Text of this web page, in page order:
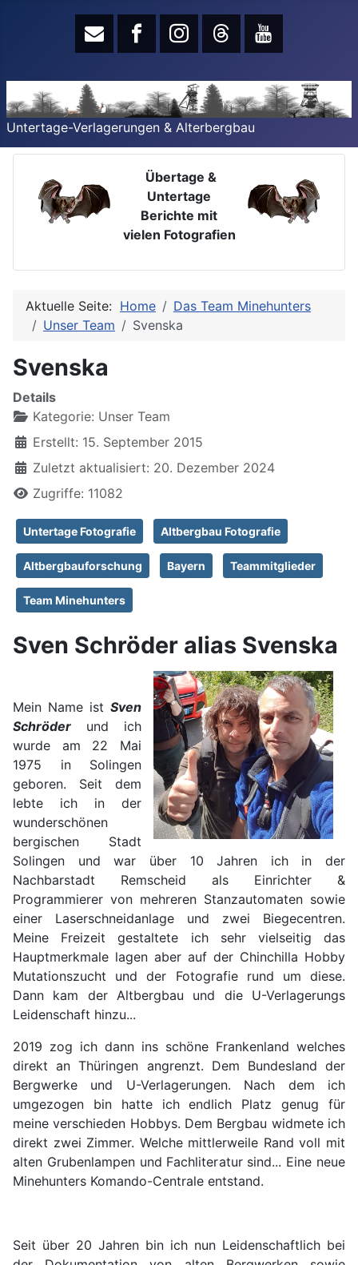
Untertage-Verlagerungen & Alterbergbau
Übertage &
Untertage
Berichte mit
vielen Fotografien
Aktuelle Seite: Home
Das Team Minehunters
Unser Team
Svenska
Svenska
Details
Kategorie: Unser Team
Erstellt: 15. September 2015
Zuletzt aktualisiert: 20. Dezember 2024
Zugriffe: 11082
Untertage Fotografie Altbergbau Fotografie
Altbergbauforschung Bayern Teammitglieder
Team Minehunters
Sven Schröder alias Svenska
Mein Name ist Sven
Schröder und ich
wurde am 22 Mai
1975 in Solingen
geboren. Seit dem
lebte ich in der
wunderschönen
bergischen Stadt
Solingen und war über 10 Jahren ich in der
Nachbarstadt Remscheid als Einrichter &
Programmierer von mehreren Stanzautomaten sowie
einer Laserschneidanlage und zwei Biegecentren.
Meine Freizeit gestaltete ich sehr vielseitig das
Hauptmerkmale lagen aber auf der Chinchilla Hobby
Mutationszucht und der Fotografie rund um diese.
Dann kam der Altbergbau und die U-Verlagerungs
Leidenschaft hinzu...
2019 zog ich dann ins schöne Frankenland welches
direkt an Thüringen angrenzt. Dem Bundesland der
Bergwerke und U-Verlagerungen. Nach dem ich
umgezogen bin hatte ich endlich Platz genug für
meine verschieden Hobbys. Dem Bergbau widmete ich
direkt zwei Zimmer. Welche mittlerweile Rand voll mit
alten Grubenlampen und Fachliteratur sind... Eine neue
Minehunters Komando-Centrale entstand.
Seit über 20 Jahren bin ich nun Leidenschaftlich bei